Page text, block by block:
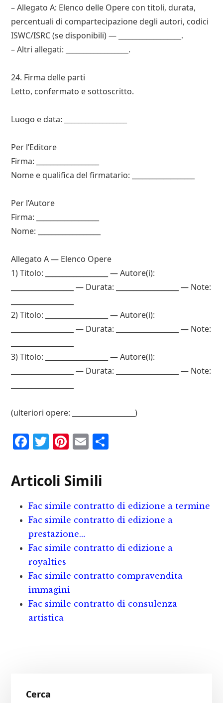
– Allegato A: Elenco delle Opere con titoli, durata,
percentuali di compartecipazione degli autori, codici
ISWC/ISRC (se disponibili) — __________________.
– Altri allegati: __________________.
24. Firma delle parti
Letto, confermato e sottoscritto.
Luogo e data: __________________
Per l’Editore
Firma: __________________
Nome e qualifica del firmatario: __________________
Per l’Autore
Firma: __________________
Nome: __________________
Allegato A — Elenco Opere
1) Titolo: __________________ — Autore(i):
__________________ — Durata: __________________ — Note:
2) Titolo: __________________ — Autore(i):
__________________ — Durata: __________________ — Note:
3) Titolo: __________________ — Autore(i):
__________________ — Durata: __________________ — Note:
(ulteriori opere: __________________)
F
c
e
b
o
o
k
T
it
te
r
P
n
te
r
e
st
E
ai
l
iv
i
i
Articoli Simili
Fac simile contratto di edizione a termine​
Fac simile contratto di edizione a
prestazione…
Fac simile contratto di edizione a
royalties​
Fac simile contratto compravendita
immagini
Fac simile contratto di consulenza
artistica​
Cerca